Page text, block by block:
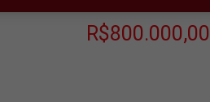
R$800.000,00